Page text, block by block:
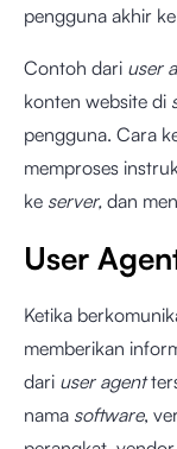
pengguna akhir ke
Contoh dari user
konten website di
pengguna. Cara
memproses
ke server, dan
User
Ketika
memberikan
dari user agent
nama software,